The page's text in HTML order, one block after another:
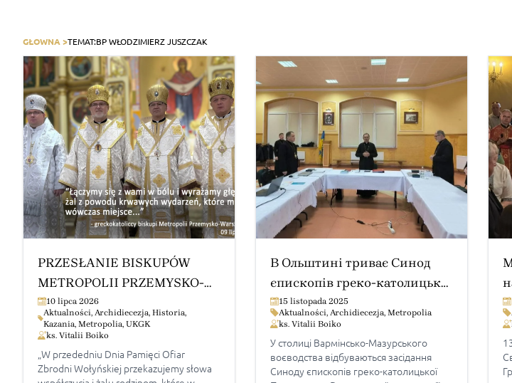
GŁOWNA >TEMAT:BP WŁODZIMIERZ JUSZCZAK
PRZESŁANIE BISKUPÓW
METROPOLII PRZEMYSKO-
WARSZAWSKIEJ KOŚCIOŁA
GRECKOKATOLICKIEGO W
POLSCE W PRZEDEDNIU
DNIA PAMIĘCI OFIAR
10 lipca 2026
Aktualności,Archidiecezja,Historia,
Kazania,Metropolia,UKGK
ks. Vitalii Boiko
„W przededniu Dnia Pamięci Ofiar
Zbrodni Wołyńskiej przekazujemy słowa
В Ольштині триває Синод
єпископів греко-католицької
митрополії в Польщі
15 listopada 2025
Aktualności, Archidiecezja, Metropolia
ks. Vitalii Boiko
У столиці Вармінсько-Мазурського
воєводства відбуваються засідання
Синоду єпископів греко-католицької